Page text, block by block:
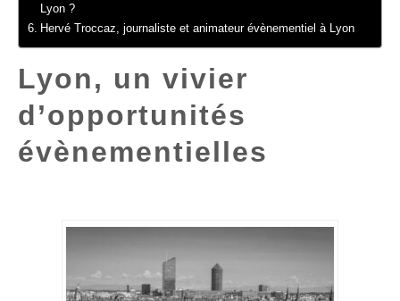
Lyon ?
Hervé Troccaz, journaliste et animateur évènementiel à Lyon
Lyon, un vivier
d’opportunités
évènementielles